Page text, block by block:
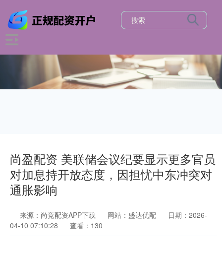
尚盈配资 美联储会议纪要显示更多官员
对加息持开放态度，因担忧中东冲突对
通胀影响
来源：尚竞配资APP下载 网站：盛达优配
日期：2026-
04-10 07:10:28
查看：130